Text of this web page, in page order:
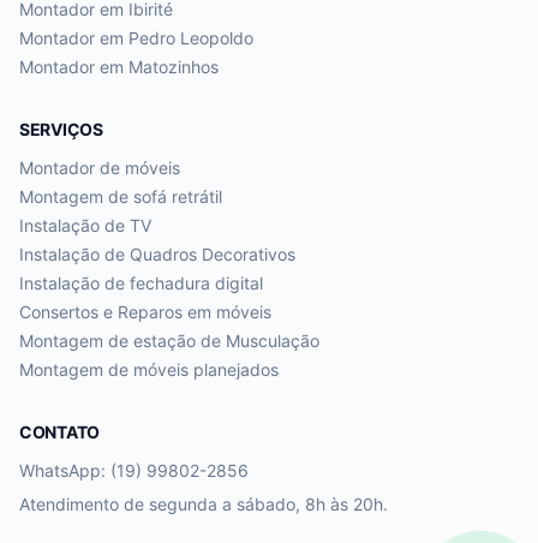
Montador em Ibirité
Montador em Pedro Leopoldo
Montador em Matozinhos
SERVIÇOS
Montador de móveis
Montagem de sofá retrátil
Instalação de TV
Instalação de Quadros Decorativos
Instalação de fechadura digital
Consertos e Reparos em móveis
Montagem de estação de Musculação
Montagem de móveis planejados
CONTATO
WhatsApp: (19) 99802-2856
Atendimento de segunda a sábado, 8h às 20h.